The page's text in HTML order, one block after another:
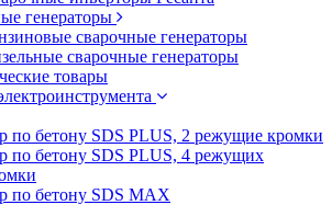
генераторы
сварочные генераторы
сварочные генераторы
товары
по бетону SDS PLUS, 2 режущие кромки
по бетону SDS PLUS, 4 режущих
по бетону SDS MAX